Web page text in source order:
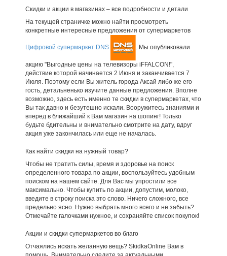
Скидки и акции в магазинах – все подробности и детали
На текущей страничке можно найти просмотреть
конкретные интересные предложения от супермаркетов
Цифровой супермаркет DNS . Мы опубликовали
акцию "Выгодные цены на телевизоры iFFALCON!",
действие которой начинается 2 Июня и заканчивается 7
Июля. Поэтому если Вы житель города Аксай либо же его
гость, детальненько изучите данные предложения. Вполне
возможно, здесь есть именно те скидки в супермаркетах, что
Вы так давно и безутешно искали. Вооружитесь знаниями и
вперед в ближайший к Вам магазин на шопинг! Только
будьте бдительны и внимательно смотрите на дату, вдруг
акция уже закончилась или еще не началась.
Как найти скидки на нужный товар?
Чтобы не тратить силы, время и здоровье на поиск
определенного товара по акции, воспользуйтесь удобным
поиском на нашем сайте. Для Вас мы упростили все
максимально. Чтобы купить по акции, допустим, молоко,
введите в строку поиска это слово. Ничего сложного, все
предельно ясно. Нужно выбрать много всего и не забыть?
Отмечайте галочками нужное, и сохраняйте список покупок!
Акции и скидки супермаркетов во благо
Отчаялись искать желанную вещь? SkidkaOnline Вам в